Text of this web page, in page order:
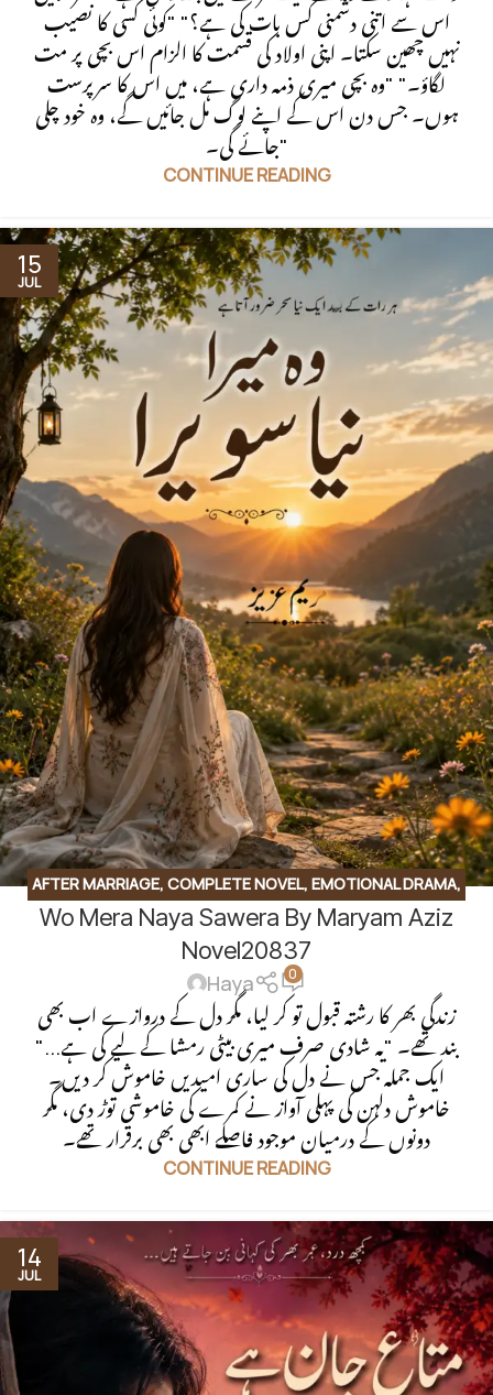
اس سے اتنی دشمنی کس بات کی ہے؟" "کوئی کسی کا نصیب
نہیں چھین سکتا۔ اپنی اولاد کی قسمت کا الزام اس بچی پر مت
لگاؤ۔" "وہ بچی میری ذمہ داری ہے، میں اس کا سرپرست
ہوں۔ جس دن اس کے اپنے لوگ مل جائیں گے، وہ خود چلی
جائے گی۔"
CONTINUE READING
15
JUL
AFTER MARRIAGE, COMPLETE NOVEL, EMOTIONAL DRAMA,
FAMILY STORY, SECOND MARRIAGE THREAT,SOCIAL ISSUES
SOCIAL ROMANTIC NOVEL
Wo Mera Naya Sawera By Maryam Aziz
Novel20837
Haya 0
زندگی بھر کا رشتہ قبول تو کر لیا، مگر دل کے دروازے اب بھی
بند تھے۔ "یہ شادی صرف میری بیٹی رمشا کے لیے کی ہے..."
ایک جملہ جس نے دل کی ساری امیدیں خاموش کر دیں۔
خاموش دلہن کی پہلی آواز نے کمرے کی خاموشی توڑ دی، مگر
دونوں کے درمیان موجود فاصلے ابھی بھی برقرار تھے۔
CONTINUE READING
14
JUL